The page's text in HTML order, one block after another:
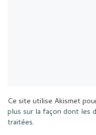
Ce site utilise Akismet
plus sur la façon dont les
traitées.